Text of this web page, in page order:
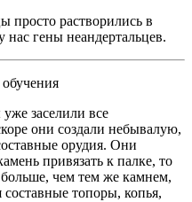
просто растворились в
гены неандертальцев.
заселили все
они создали небывалую,
орудия. Они
привязать к палке, то
больше, чем тем же камнем,
топоры, копья,